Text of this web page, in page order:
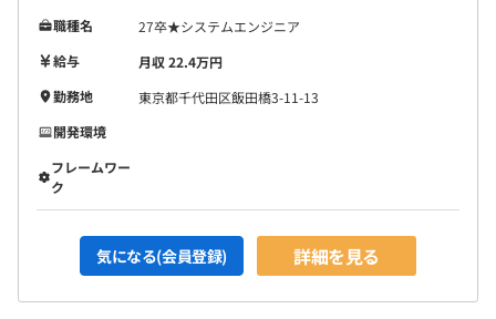
職種名
27卒★システムエンジニア
給与
月収 22.4万円
勤務地
東京都千代田区飯田橋3-11-13
開発環境
フレームワー
ク
気になる(会員登録) 詳細を見る